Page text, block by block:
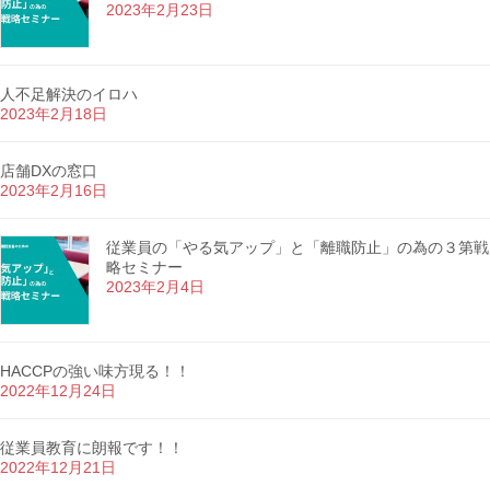
2023年2月23日
人不足解決のイロハ
2023年2月18日
店舗DXの窓口
2023年2月16日
従業員の「やる気アップ」と「離職防止」の為の３第戦
略セミナー
2023年2月4日
HACCPの強い味方現る！！
2022年12月24日
従業員教育に朗報です！！
2022年12月21日